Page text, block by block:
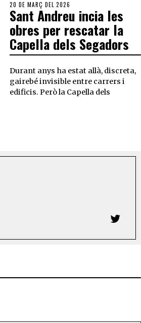
20 DE MARÇ DEL 2026
Sant Andreu incia les
obres per rescatar la
Capella dels Segadors
Durant anys ha estat allà, discreta,
gairebé invisible entre carrers i
edificis. Però la Capella dels